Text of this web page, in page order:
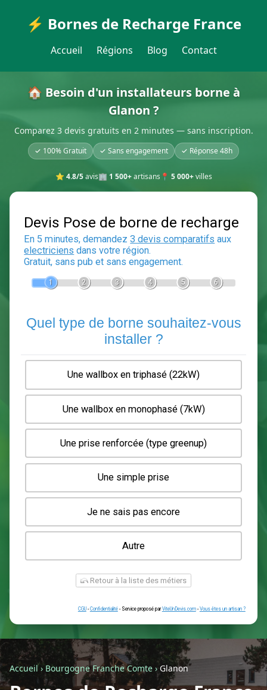
⚡ Bornes de Recharge France
Accueil Régions Blog Contact
🏠 Besoin d'un installateurs borne à
Glanon ?
Comparez 3 devis gratuits en 2 minutes — sans inscription.
✓ 100% Gratuit ✓ Sans engagement ✓ Réponse 48h
⭐ 4.8/5avis🏢 1 500+artisans 📍 5 000+villes
Devis Pose de borne de
En 5 minutes, demandez3 devis comparatifs
Gratuit, sans pub et sans engagement.
2 3 6
Quel type de borne souhaitez-
installer ?
Une wallbox en triphasé (22kW)
Une wallbox en monophasé (7kW)
Une prise renforcée (type greenup)
Une simple prise
Je ne sais pas encore
Autre
Accueil› Bourgogne Franche Comte ›Glanon